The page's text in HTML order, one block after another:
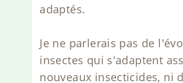
adaptés.
Je ne parlerais pas de
insectes qui s'adaptent
nouveaux insecticides, ni